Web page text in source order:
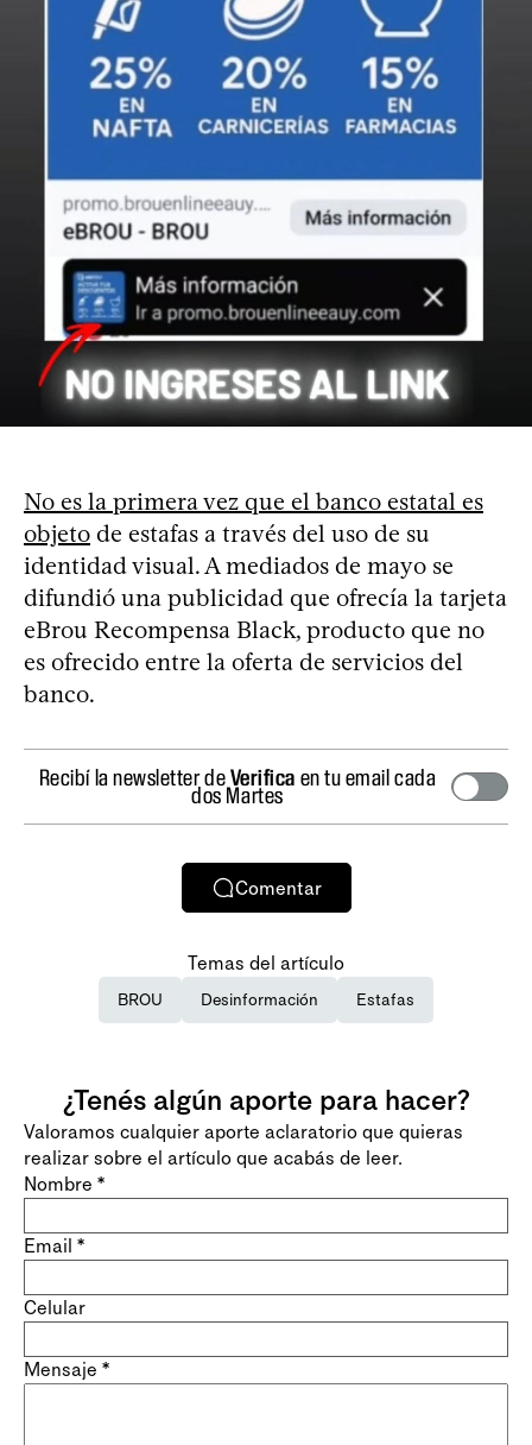
No es la primera vez que el banco estatal es
objeto de estafas a través del uso de su
identidad visual. A mediados de mayo se
difundió una publicidad que ofrecía la tarjeta
eBrou Recompensa Black, producto que no
es ofrecido entre la oferta de servicios del
banco.
Recibí la newsletter deVerifica en tu email cada
dos Martes
Comentar
Temas del artículo
BROU Desinformación Estafas
¿Tenés algún aporte para hacer?
Valoramos cualquier aporte aclaratorio que quieras
realizar sobre el artículo que acabás de leer.
Nombre *
Email *
Celular
Mensaje *